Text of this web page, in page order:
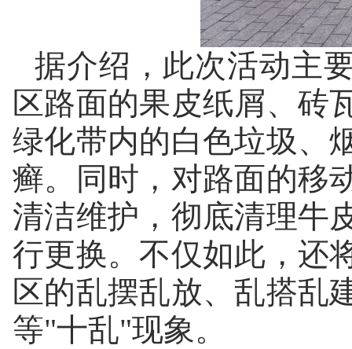
据介绍，此次活动主
区路面的果皮纸屑、砖
绿化带内的白色垃圾、
癣。同时，对路面的移
清洁维护，彻底清理牛
行更换。不仅如此，还
区的乱摆乱放、乱搭乱
等"十乱"现象。